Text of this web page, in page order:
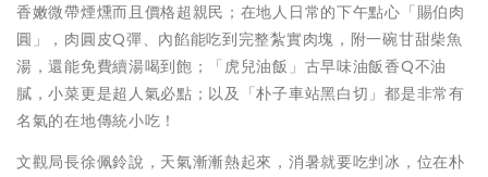
香嫩微帶煙燻而且價格超親民；在地人日常的下午點心「賜伯肉
圓」，肉圓皮Q彈、內餡能吃到完整紮實肉塊，附一碗甘甜柴魚
湯，還能免費續湯喝到飽；「虎兒油飯」古早味油飯香Q不油
膩，小菜更是超人氣必點；以及「朴子車站黑白切」都是非常有
名氣的在地傳統小吃！
文觀局長徐佩鈴說，天氣漸漸熱起來，消暑就要吃剉冰，位在朴